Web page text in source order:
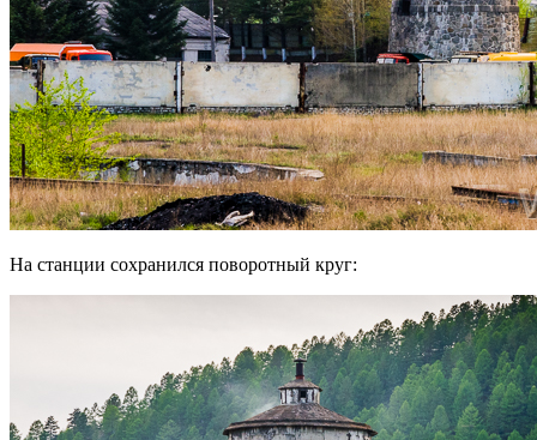
На станции сохранился поворотный круг: